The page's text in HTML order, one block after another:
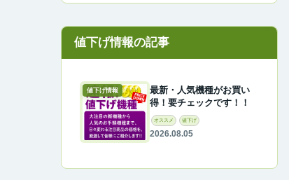
値下げ情報
最新・人気機種がお買い
得！要チェックです！！
オススメ 値下げ
2026.08.05